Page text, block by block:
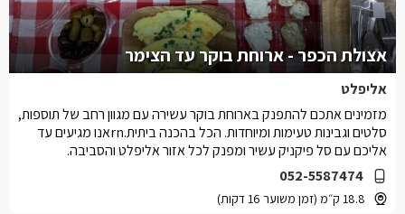
אצולת הכפר - ארוחת בוקר עד הצימר
אליפלט
052-5587474
18.8 ק״מ (זמן משוער 16 דקות)
מזמינים אתכם להתפנק בארוחת בוקר עשירה עם מגוון רחב של תוספות,
סלטים וגבינות טעימות ומיוחדות. הכל בהכנה ביתית.rnאנו מגיעים עד
אליכם עם סל פיקניק עשיר ומפנק לכל אזור אליפלט והסביבה.